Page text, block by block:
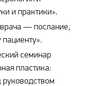
и практики».
— послание,
семинар
пластика:
руководством